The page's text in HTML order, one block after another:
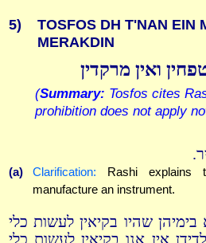
5)
TOSFOS DH T'NAN EIN
MERAKDIN
ואין מרקדין
(Summary: Tosfos cites
prohibition does not apply
(a) Clarification: Rashi explains
manufacture an instrument.
בימיהן שהיו בקיאין לעשות כלי